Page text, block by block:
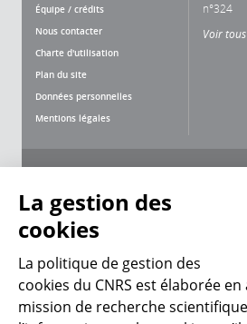
Équipe / crédits
Nous contacter
Charte d'utilisation
Plan du site
Données personnelles
Mentions légales
n°324
Voir
CNRS Le Mag
La gestion des
cookies
La politique de gestion des
cookies du CNRS est élaborée
mission de recherche